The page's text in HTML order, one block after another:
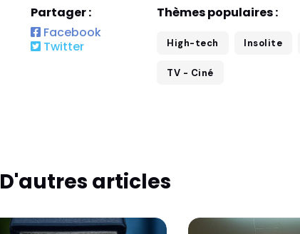
Partager :
Facebook
Twitter
Thèmes populaires :
High-tech Insolite
TV - Ciné
D'autres articles